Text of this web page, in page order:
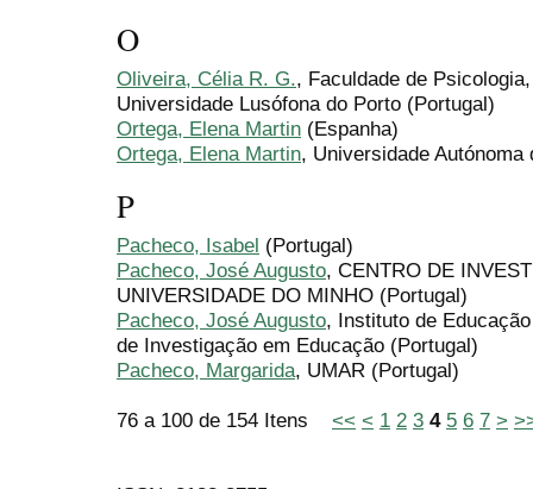
O
Oliveira, Célia R. G., Faculdade de
Universidade Lusófona do Porto (Portugal)
Ortega, Elena Martin (Espanha)
Ortega, Elena Martin, Universidade Autónoma
P
Pacheco, Isabel (Portugal)
Pacheco, José Augusto, CENTRO DE
UNIVERSIDADE DO MINHO (Portugal)
Pacheco, José Augusto, Instituto de
de Investigação em Educação (Portugal)
Pacheco, Margarida, UMAR (Portugal)
76 a 100 de 154 Itens << < 1 2 3 4 5 6 7 >